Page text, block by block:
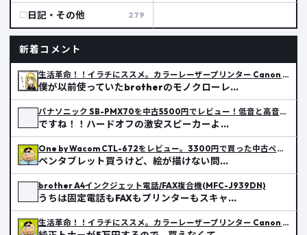
日記・その他 279
新着コメント
生活革命！！イラチにススメ。カラーレーザープリンター Canon LBP 622C
僕が以前使っていたbrotherのモノクローレ…
パナソニック SB-PMX70を中古5500円でレビュー！低音と高音の実力
ですね！！ハードオフの激安スピーカーよ…
One by Wacom CTL-672をレビュー。3300円で買った中古ペンタブの使い心地
ペンタブレット買うけど、絵が描けない問…
brother A4インクジェット電話/FAX複合機(MFC-J939DN)
うちは固定電話もFAXもプリンターもスキャ…
生活革命！！イラチにススメ。カラーレーザープリンター Canon LBP 622C